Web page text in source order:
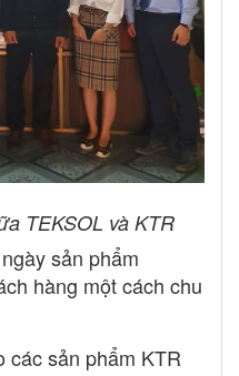
TEKSOL và KTR
sản phẩm
hàng một cách chu
các sản phẩm KTR